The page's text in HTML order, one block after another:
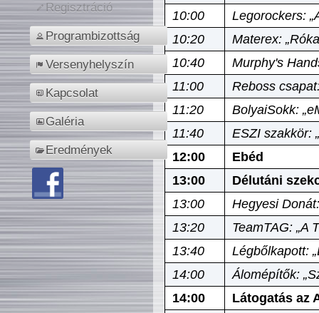
Regisztráció
Programbizottság
Versenyhelyszín
Kapcsolat
Galéria
Eredmények
10:00
Legorockers:
10:20
Materex:
10:40
Murphy's
11:00
Reboss
11:20
BolyaiSokk:
11:40
ESZI szakkör:
12:00
Ebéd
13:00
Délutáni
13:00
Hegyesi
13:20
TeamTAG: „A
13:40
Légbőlkapott:
14:00
Álomépítők:
14:00
Látogatás az